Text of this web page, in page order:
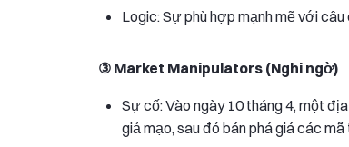
Logic: Sự phù hợp mạnh mẽ với
③ Market Manipulators (Nghi ngờ)
Sự cố: Vào ngày 10 tháng 4, một
giả mạo, sau đó bán phá giá các